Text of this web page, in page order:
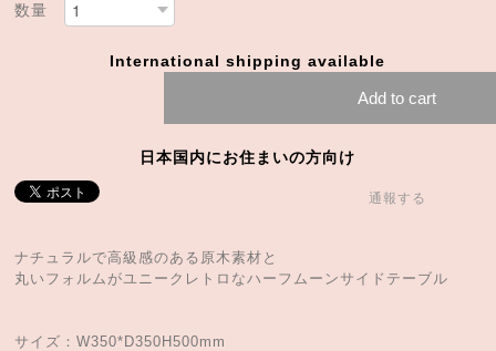
数量
International shipping available
Add to cart
日本国内にお住まいの方向け
通報する
ナチュラルで高級感のある原木素材と
丸いフォルムがユニークレトロなハーフムーンサイドテーブル
サイズ：W350*D350H500mm